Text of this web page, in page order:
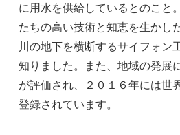
に用水を供給しているとのこと
たちの高い技術と知恵を生かし
川の地下を横断するサイフォン
知りました。また、地域の発展
が評価され、２０１６年には世
登録されています。